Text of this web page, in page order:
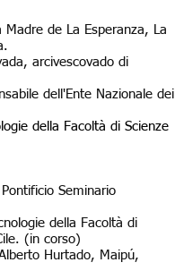
de La Esperanza, La
arcivescovado di
dell'Ente Nazionale dei
della Facoltà di Scienze
Seminario
della Facoltà di
(in corso)
Hurtado, Maipú,